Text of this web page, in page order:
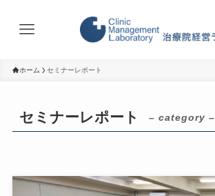
ホーム セミナーレポート
セミナーレポート – category –